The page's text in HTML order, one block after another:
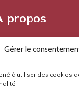
Gérer le
à utiliser des cookies
propos
Pourquoi l'Aloès?